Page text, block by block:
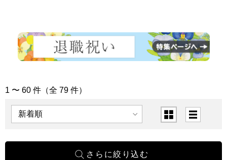
「フラワー」の商品一覧
1 〜 60 件（全 79 件）
表示順 表示切替